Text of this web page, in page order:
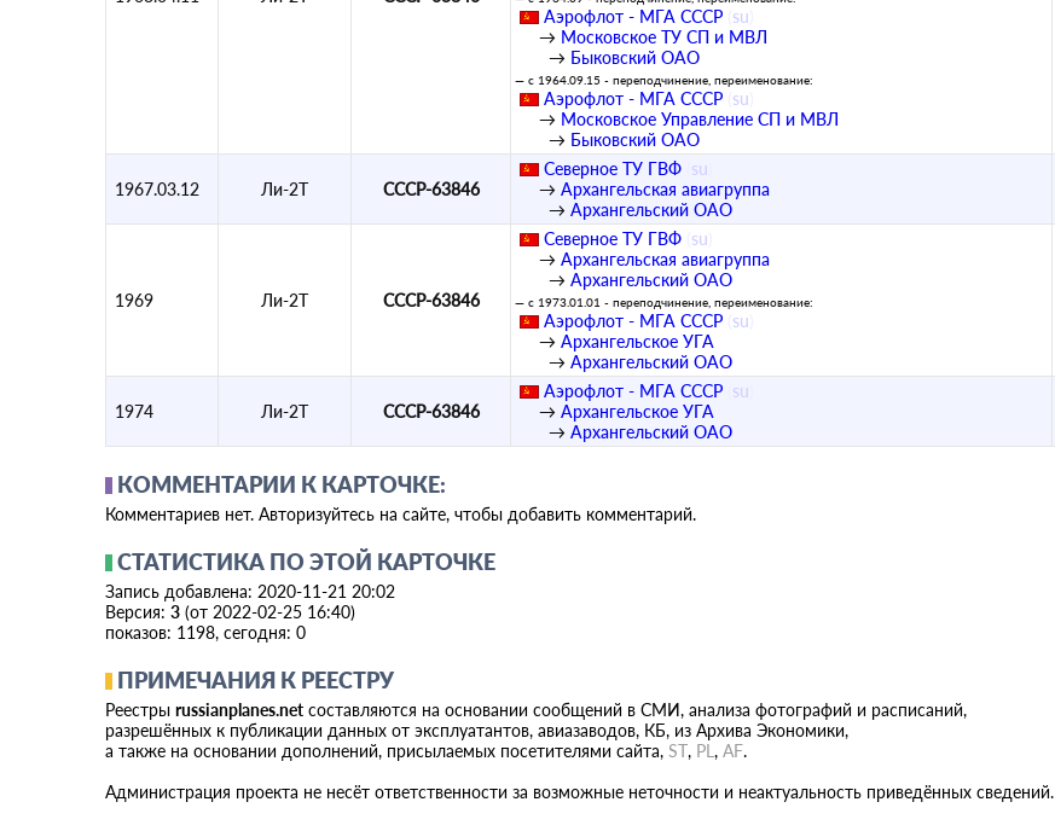
Аэрофлот - МГА СССР su
→ Московское ТУ СП и МВЛ
→ Быковский ОАО
— с 1964.09.15 - переподчинение, переименование:
Аэрофлот - МГА СССР su
→ Московское Управление СП и МВЛ
→ Быковский ОАО
1967.03.12 Ли-2Т СССР-63846
Северное ТУ ГВФ su
→ Архангельская авиагруппа
→ Архангельский ОАО
1969 Ли-2Т СССР-63846
Северное ТУ ГВФ su
→ Архангельская авиагруппа
→ Архангельский ОАО
— с 1973.01.01 - переподчинение, переименование:
Аэрофлот - МГА СССР su
→ Архангельское УГА
→ Архангельский ОАО
1974 Ли-2Т СССР-63846
Аэрофлот - МГА СССР su
→ Архангельское УГА
→ Архангельский ОАО
КОММЕНТАРИИ К КАРТОЧКЕ:
Комментариев нет. Авторизуйтесь на сайте, чтобы добавить комментарий.
СТАТИСТИКА ПО ЭТОЙ КАРТОЧКЕ
Запись добавлена: 2020-11-21 20:02
Версия: 3 (от 2022-02-25 16:40)
показов: 1198, сегодня: 0
ПРИМЕЧАНИЯ К РЕЕСТРУ
Реестры russianplanes.net составляются на основании сообщений в СМИ, анализа фотографий и расписаний,
разрешённых к публикации данных от эксплуатантов, авиазаводов, КБ, из Архива Экономики,
а также на основании дополнений, присылаемых посетителями сайта, ST, PL , AF.
Администрация проекта не несёт ответственности за возможные неточности и неактуальность приведённых сведений.